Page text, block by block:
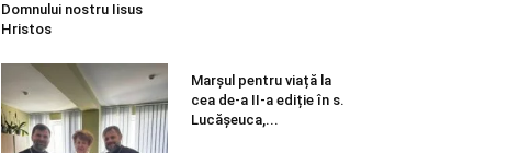
Domnului nostru Iisus
Hristos
Marșul pentru viață la
cea de-a II-a ediție în s.
Lucășeuca,...